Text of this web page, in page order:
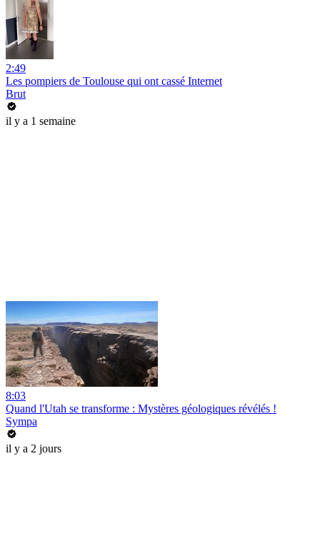
2:49
Les pompiers de Toulouse qui ont cassé Internet
Brut
il y a 1 semaine
8:03
Quand l'Utah se transforme : Mystères géologiques révélés !
Sympa
il y a 2 jours